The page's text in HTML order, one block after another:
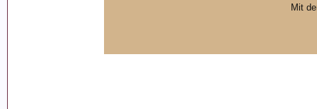
Mit